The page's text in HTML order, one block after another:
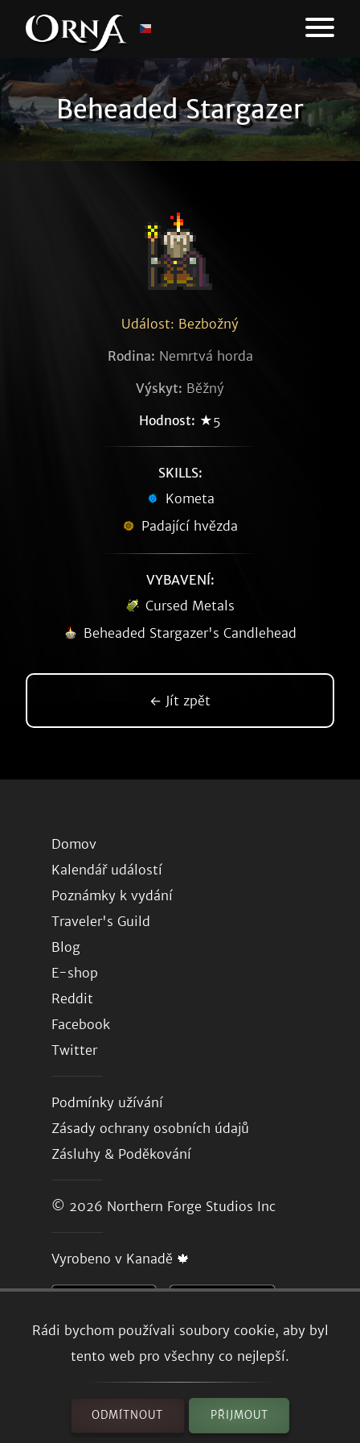
Beheaded Stargazer
Rádi bychom používali soubory cookie, aby byl
tento web pro všechny co nejlepší.
ODMÍTNOUT PŘIJMOUT
Událost: Bezbožný
Rodina: Nemrtvá horda
Výskyt: Běžný
Hodnost: ★5
SKILLS:
Kometa
Padající hvězda
VYBAVENÍ:
Cursed Metals
Beheaded Stargazer's Candlehead
← Jít zpět
Domov
Kalendář událostí
Poznámky k vydání
Traveler's Guild
Blog
E-shop
Reddit
Facebook
Twitter
Podmínky užívání
Zásady ochrany osobních údajů
Zásluhy & Poděkování
© 2026 Northern Forge Studios Inc
Vyrobeno v Kanadě 🍁